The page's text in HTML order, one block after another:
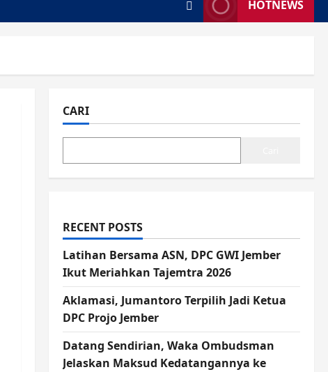
HOTNEWS
CARI
RECENT POSTS
Latihan Bersama ASN, DPC GWI Jember
Ikut Meriahkan Tajemtra 2026
Aklamasi, Jumantoro Terpilih Jadi Ketua
DPC Projo Jember
Datang Sendirian, Waka Ombudsman
Jelaskan Maksud Kedatangannya ke